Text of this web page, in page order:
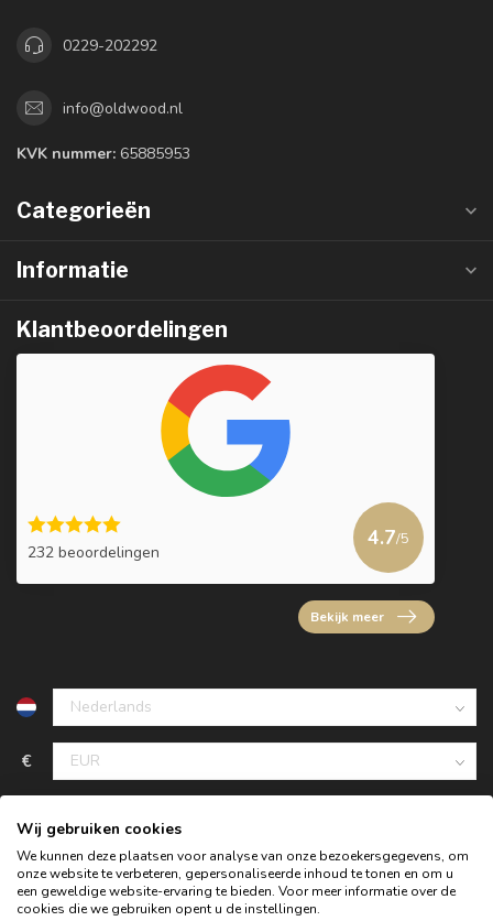
0229-202292
info@oldwood.nl
KVK nummer: 65885953
Categorieën
Informatie
Klantbeoordelingen
232 beoordelingen
4.7/5
Bekijk meer
€
Wij gebruiken cookies
We kunnen deze plaatsen voor analyse van onze bezoekersgegevens, om
onze website te verbeteren, gepersonaliseerde inhoud te tonen en om u
een geweldige website-ervaring te bieden. Voor meer informatie over de
cookies die we gebruiken opent u de instellingen.